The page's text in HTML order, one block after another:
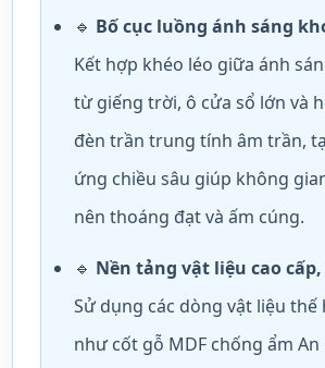
🔹 Bố cục luồng ánh sáng
Kết hợp khéo léo giữa ánh
từ giếng trời, ô cửa sổ lớn và
đèn trần trung tính âm trần,
ứng chiều sâu giúp không
nên thoáng đạt và ấm cúng.
🔹 Nền tảng vật liệu cao
Sử dụng các dòng vật liệu thế
như cốt gỗ MDF chống ẩm An